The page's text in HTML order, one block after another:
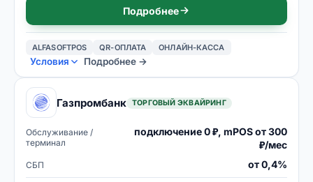
Подробнее
ALFASOFTPOS QR-ОПЛАТА ОНЛАЙН-КАССА
Условия Подробнее →
Газпромбанк ТОРГОВЫЙ ЭКВАЙРИНГ
Обслуживание /
терминал
подключение 0 ₽, mPOS от 300
₽/мес
СБП от 0,4%